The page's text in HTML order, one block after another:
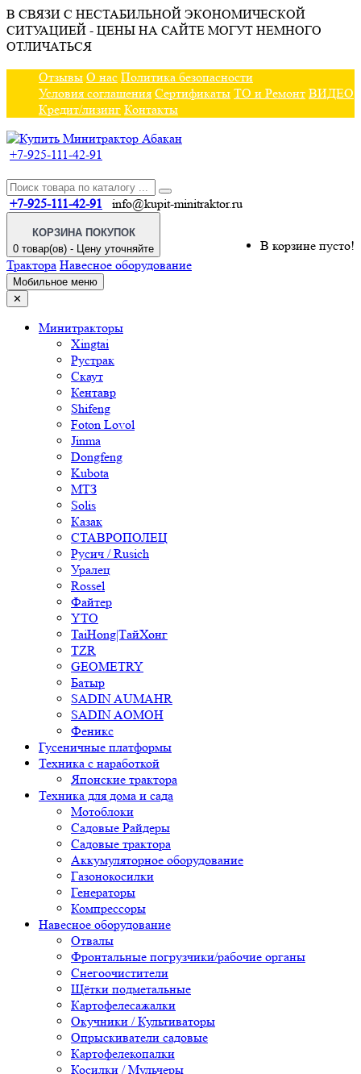
В СВЯЗИ С НЕСТАБИЛЬНОЙ ЭКОНОМИЧЕСКОЙ
СИТУАЦИЕЙ - ЦЕНЫ НА САЙТЕ МОГУТ НЕМНОГО
ОТЛИЧАТЬСЯ
Отзывы О нас Политика безопасности
Условия соглашения Сертификаты ТО и Ремонт ВИДЕО
Кредит/лизинг Контакты
+7-925-111-42-91
+7-925-111-42-91 info@kupit-minitraktor.ru
КОРЗИНА ПОКУПОК
0 товар(ов) - Цену уточняйте
В корзине пусто!
Трактора Навесное оборудование
Мобильное меню
✕
Минитракторы
Xingtai
Рустрак
Скаут
Кентавр
Shifeng
Foton Lovol
Jinma
Dongfeng
Kubota
МТЗ
Solis
Казак
СТАВРОПОЛЕЦ
Русич / Rusich
Уралец
Rossel
Файтер
YTO
TaiHong|ТайХонг
TZR
GEOMETRY
Батыр
SADIN AUMAHR
SADIN AOMOH
Феникс
Гусеничные платформы
Техника с наработкой
Японские трактора
Техника для дома и сада
Мотоблоки
Садовые Райдеры
Садовые трактора
Аккумуляторное оборудование
Газонокосилки
Генераторы
Компрессоры
Навесное оборудование
Отвалы
Фронтальные погрузчики/рабочие органы
Снегоочистители
Щётки подметальные
Картофелесажалки
Окучники / Культиваторы
Опрыскиватели садовые
Картофелекопалки
Косилки / Мульчеры